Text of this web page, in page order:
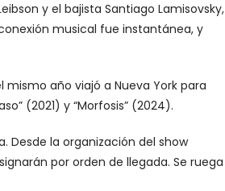
y el bajista Santiago Lamisovsky,
musical fue instantánea, y
año viajó a Nueva York para
(2021) y “Morfosis” (2024).
Desde la organización del show
por orden de llegada. Se ruega